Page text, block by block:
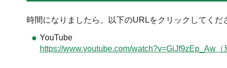
時間になりましたら、以下のURLをクリックしてくだ
YouTube
https://www.youtube.com/watch?v=GiJf9zEp_Aw